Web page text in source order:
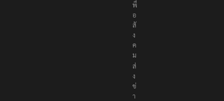
พื่
อ
สั
ง
ค
ม
ส่
ง
ข่
า